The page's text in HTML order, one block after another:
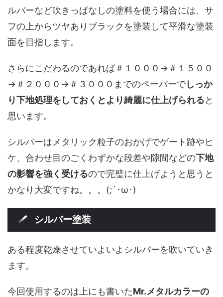
ルバーなど吹きっぱなしの塗料を使う場合には、サ
フの上からツヤありブラックを塗装して平滑な塗装
面を目指します。
さらにこだわるのであれば＃１０００→＃１５００
→＃２０００→＃３０００までのペーパーでしっか
り下地処理をしておくとより綺麗に仕上げられると
思います。
シルバーはメタリック粒子のおかげでゲート跡やヒ
ケ、合わせ目のごくわずかな段差や隙間などの下地
の影響を強く受けるので完璧に仕上げようと思うと
かなり大変ですね。。。(;´･ω･)
シルバー塗装
ある程度乾燥させていよいよシルバーを吹いていき
ます。
今回使用するのは上にも書いたMr.メタルカラーの